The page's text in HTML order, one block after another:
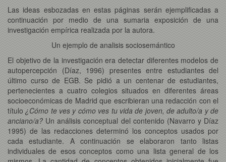
Las ideas esbozadas en estas páginas serán ejemplificadas a
continuación por medio de una sumaria exposición de una
investigación empírica realizada por la autora.
Un ejemplo de analisis sociosemántico
El objetivo de la investigación era detectar diferentes modelos de
autopercepción (Díaz, 1996) presentes entre estudiantes del
último curso de EGB. Se pidió a un centenar de estudiantes,
pertenecientes a cuatro colegios situados en diferentes áreas
socioeconómicas de Madrid que escribieran una redacción con el
título ¿Cómo te ves y cómo ves tu vida de joven, de adulto/a y de
anciano/a? Un análisis conceptual del contenido (Navarro y Díaz
1995) de las redacciones determinó los conceptos usados por
cada estudiante. A continuación se elaboraron tanto listas
individuales de esos conceptos como una lista general de los